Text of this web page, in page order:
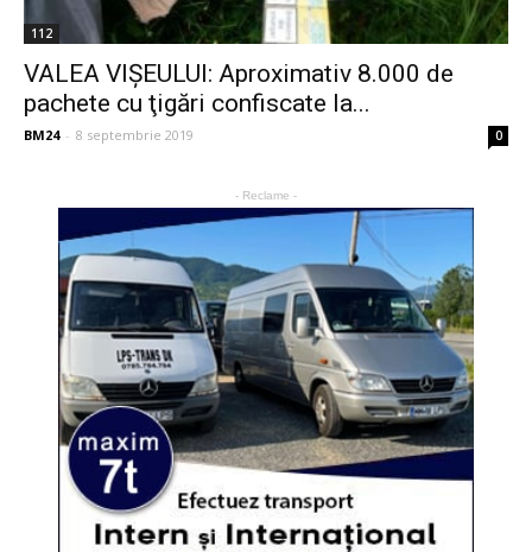
112
VALEA VIȘEULUI: Aproximativ 8.000 de
pachete cu ţigări confiscate la...
BM24 - 8 septembrie 2019 0
- Reclame -